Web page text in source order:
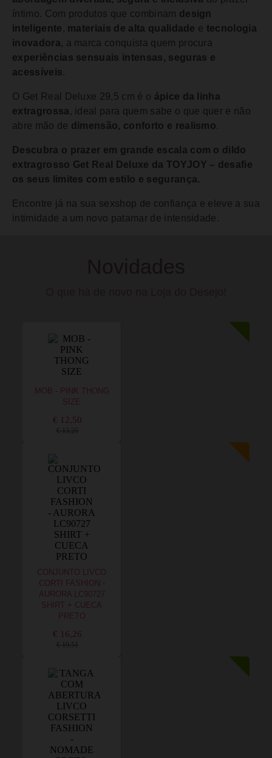
íntimo. Com produtos que combinam design
inteligente , materiais de alta qualidade e tecnologia
inovadora, a marca conquista quem procura
experiências sensuais intensas, seguras e
acessíveis.
O Get Real Deluxe 29,5 cm é o ápice da linha
extragrossa , ideal para quem sabe o que quer e não
abre mão de dimensão, conforto e realismo.
Descubra o prazer em grande escala com o dildo
extragrosso Get Real Deluxe da TOYJOY – desafie
os seus limites com estilo e segurança.
Encontre já na sua sexshop de confiança e eleve a sua
intimidade a um novo patamar de intensidade.
MOB - PINK THONG
SIZE
€ 12,50
€ 13,25
CONJUNTO LIVCO
CORTI FASHION -
AURORA LC90727
SHIRT + CUECA
PRETO
€ 16,26
€ 19,51